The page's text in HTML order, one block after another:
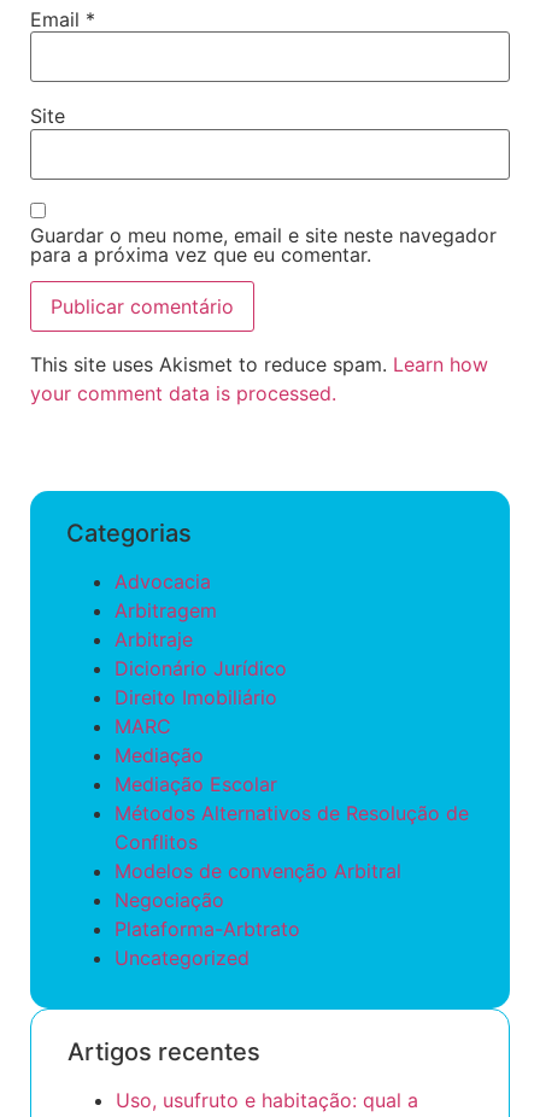
Email *
Site
Guardar o meu nome, email e site neste navegador
para a próxima vez que eu comentar.
This site uses Akismet to reduce spam. Learn how
your comment data is processed.
Categorias
Advocacia
Arbitragem
Arbitraje
Dicionário Jurídico
Direito Imobiliário
MARC
Mediação
Mediação Escolar
Métodos Alternativos de Resolução de
Conflitos
Modelos de convenção Arbitral
Negociação
Plataforma-Arbtrato
Uncategorized
Artigos recentes
Uso, usufruto e habitação: qual a